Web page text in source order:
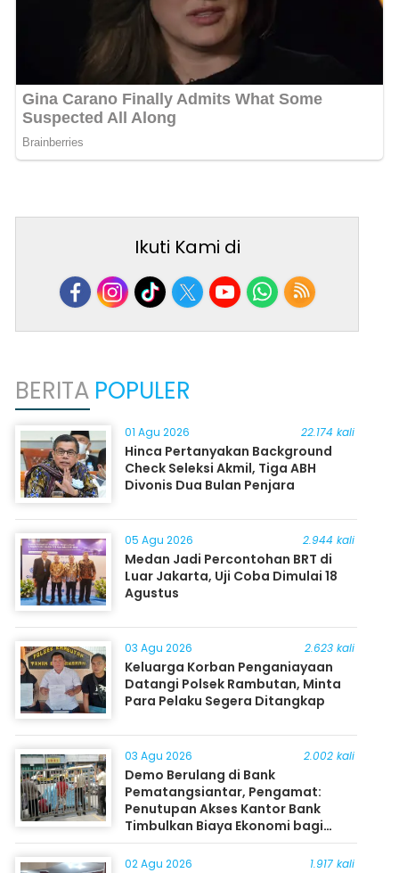
Ikuti Kami di
BERITA POPULER
01 Agu 2026 22.174 kali
Hinca Pertanyakan Background
Check Seleksi Akmil, Tiga ABH
Divonis Dua Bulan Penjara
05 Agu 2026 2.944 kali
Medan Jadi Percontohan BRT di
Luar Jakarta, Uji Coba Dimulai 18
Agustus
03 Agu 2026 2.623 kali
Keluarga Korban Penganiayaan
Datangi Polsek Rambutan, Minta
Para Pelaku Segera Ditangkap
03 Agu 2026 2.002 kali
Demo Berulang di Bank
Pematangsiantar, Pengamat:
Penutupan Akses Kantor Bank
Timbulkan Biaya Ekonomi bagi
Masyarakat
02 Agu 2026 1.917 kali